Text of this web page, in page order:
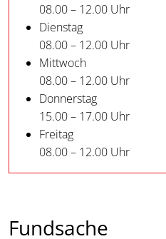
08.00 – 12.00 Uhr
Dienstag
08.00 – 12.00 Uhr
Mittwoch
08.00 – 12.00 Uhr
Donnerstag
15.00 – 17.00 Uhr
Freitag
08.00 – 12.00 Uhr
Fundsache